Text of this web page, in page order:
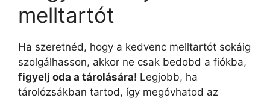
melltartót
Ha szeretnéd, hogy a kedvenc melltartót sokáig
szolgálhasson, akkor ne csak bedobd a fiókba,
figyelj oda a tárolására! Legjobb, ha
tárolózsákban tartod, így megóvhatod az